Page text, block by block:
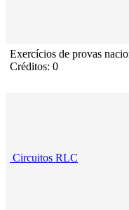
Exercícios de provas
Créditos: 0
Circuitos RLC